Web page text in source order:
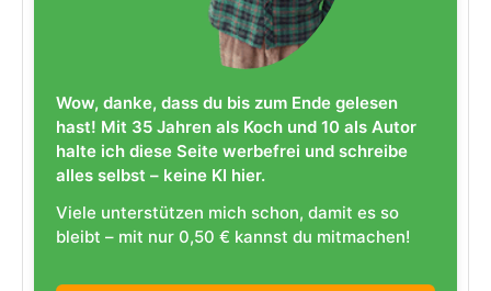
Wow, danke, dass du bis zum Ende gelesen
hast! Mit 35 Jahren als Koch und 10 als Autor
halte ich diese Seite werbefrei und schreibe
alles selbst – keine KI hier.
Viele unterstützen mich schon, damit es so
bleibt – mit nur 0,50 € kannst du mitmachen!